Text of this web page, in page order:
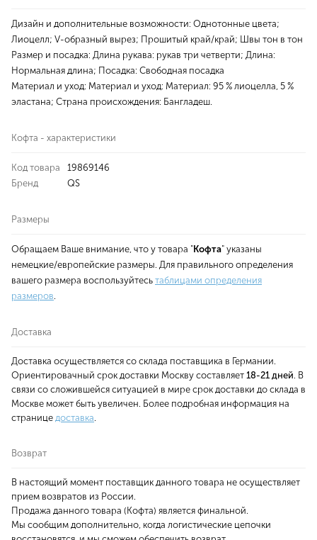
Дизайн и дополнительные возможности: Однотонные цвета;
Лиоцелл; V-образный вырез; Прошитый край/край; Швы тон в тон
Размер и посадка: Длина рукава: рукав три четверти; Длина:
Нормальная длина; Посадка: Свободная посадка
Материал и уход: Материал и уход: Материал: 95 % лиоцелла, 5 %
эластана; Страна происхождения: Бангладеш.
Кофта - характеристики
Код товара
19869146
Бренд
QS
Размеры
Обращаем Ваше внимание, что у товара "Кофта" указаны
немецкие/европейские размеры. Для правильного определения
вашего размера воспользуйтесь таблицами определения
размеров.
Доставка
Доставка осуществляется со склада поставщика в Германии.
Ориентировачный срок доставки Москву составляет 18-21 дней. В
связи со сложившейся ситуацией в мире срок доставки до склада в
Москве может быть увеличен. Более подробная информация на
странице доставка.
Возврат
В настоящий момент поставщик данного товара не осуществляет
прием возвратов из России.
Продажа данного товара (Кофта) является финальной.
Мы сообщим дополнительно, когда логистические цепочки